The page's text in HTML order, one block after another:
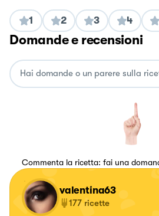
1 2 3 4
Domande e recensioni
Commenta la ricetta: fai una
valentina63
177 ricette